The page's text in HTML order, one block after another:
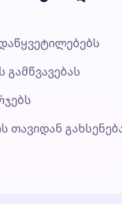
თავიდან